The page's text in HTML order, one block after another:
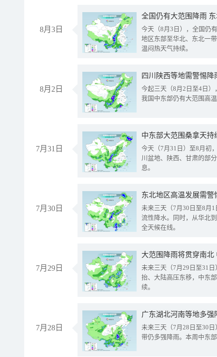
8月3日
全国仍有大范围降雨
今天（8月3日），全国仍
地区东部至华北、东北一
温闷热天气持续。
8月2日
今起三天（8月2日至4日
我国中东部仍有大范围高
7月31日
中东部大范围桑拿天
今天（7月31日）至8月初
川盆地、陕西、甘肃的部
息。
7月30日
东北地区高温发展需
未来三天（7月30日至8月
流性降水。同时，从华北
全天候在线。
7月29日
大范围降雨将贯穿南
未来三天（7月29日至31
抬、大陆高压东移，中东
续。
7月28日
广东湖北河南等地多
未来三天（7月28日至30
带仍多强降雨。本周中东